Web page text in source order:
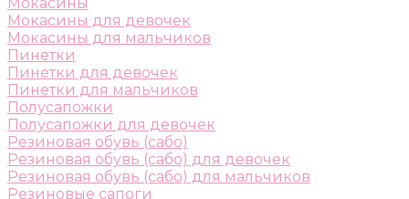
Мокасины для девочек
Мокасины для мальчиков
Пинетки
Пинетки для девочек
Пинетки для мальчиков
Полусапожки
Полусапожки для девочек
Резиновая обувь (сабо)
Резиновая обувь (сабо) для девочек
Резиновая обувь (сабо) для мальчиков
Резиновые сапоги